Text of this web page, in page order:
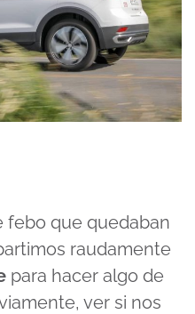
febo que quedaban
raudamente
para hacer algo de
ver si nos